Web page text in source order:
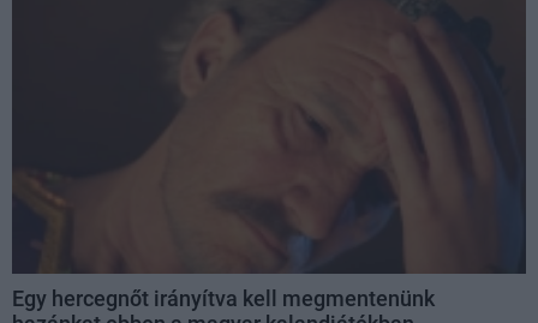
Egy hercegnőt irányítva kell megmentenünk